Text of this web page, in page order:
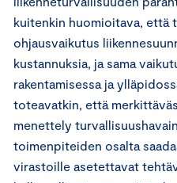
kuitenkin huomioitava, että
ohjausvaikutus
kustannuksia, ja sama
rakentamisessa ja
toteavatkin, että
menettely
toimenpiteiden osalta
virastoille asetettavat